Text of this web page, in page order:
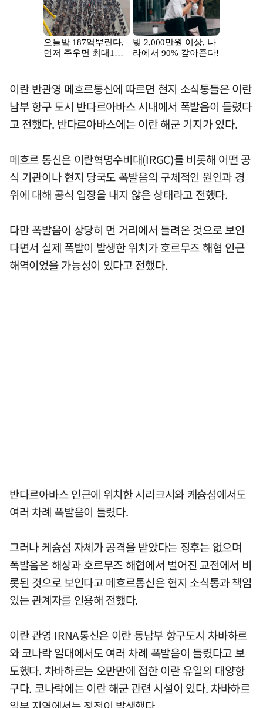
이란 반관영 메흐르통신에 따르면 현지 소식통들은 이란
남부 항구 도시 반다르아바스 시내에서 폭발음이 들렸다
고 전했다. 반다르아바스에는 이란 해군 기지가 있다.
메흐르 통신은 이란혁명수비대(IRGC)를 비롯해 어떤 공
식 기관이나 현지 당국도 폭발음의 구체적인 원인과 경
위에 대해 공식 입장을 내지 않은 상태라고 전했다.
다만 폭발음이 상당히 먼 거리에서 들려온 것으로 보인
다면서 실제 폭발이 발생한 위치가 호르무즈 해협 인근
해역이었을 가능성이 있다고 전했다.
반다르아바스 인근에 위치한 시리크시와 케슘섬에서도
여러 차례 폭발음이 들렸다.
그러나 케슘섬 자체가 공격을 받았다는 징후는 없으며
폭발음은 해상과 호르무즈 해협에서 벌어진 교전에서 비
롯된 것으로 보인다고 메흐르통신은 현지 소식통과 책임
있는 관계자를 인용해 전했다.
이란 관영 IRNA통신은 이란 동남부 항구도시 차바하르
와 코나락 일대에서도 여러 차례 폭발음이 들렸다고 보
도했다. 차바하르는 오만만에 접한 이란 유일의 대양항
구다. 코나락에는 이란 해군 관련 시설이 있다. 차바하르